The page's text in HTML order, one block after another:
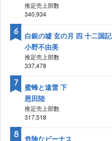
推定売上部数
340,934
白銀の墟 玄の月 四 十二国記
小野不由美
推定売上部数
337,478
6
蜜蜂と遠雷 下
恩田陸
推定売上部数
317,518
7
危険なビーナス
8